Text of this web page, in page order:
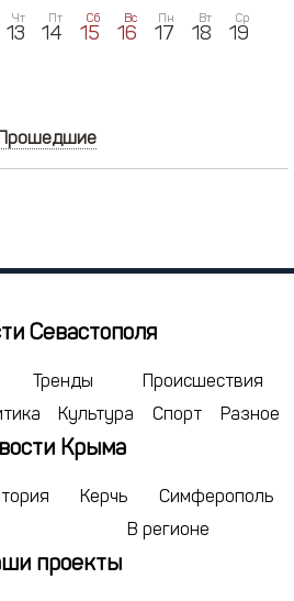
Чт
13
Пт
14
Сб
15
Вс
16
Пн
17
Вт
18
Ср
19
2026
6 7 8 9
20 21
27 29 30
4 5 6
Прошедшие
Севастополя
Тренды
Происшествия
Культура Спорт Разное
Крыма
Керчь
Симферополь
В регионе
проекты